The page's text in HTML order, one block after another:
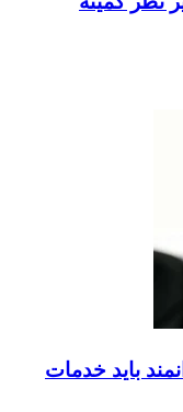
باید خدمات